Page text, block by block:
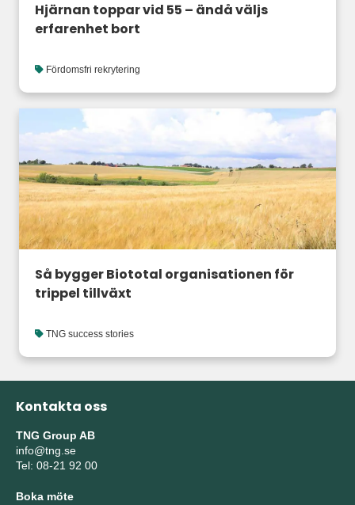
Hjärnan toppar vid 55 – ändå väljs
erfarenhet bort
Fördomsfri rekrytering
Så bygger Biototal organisationen för
trippel tillväxt
TNG success stories
Kontakta oss
TNG Group AB
info@tng.se
Tel: 08-21 92 00
Boka möte